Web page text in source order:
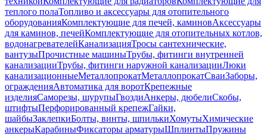
теплого полаТопливо и аксессуары для отопительного
оборудованияКомплектующие для печей, каминовАксессуары
для каминов, печейКомплектующие для отопительных котлов,
водонагревателейКанализацияТросы сантехнические,
вантузыПрочистные машиныТрубы, фитинги внутренней
канализацииТрубы, фитинги наружной канализацииЛюки
канализационныеМеталлопрокатМеталлопрокатСваиЗаборы,
огражденияАвтоматика для воротКрепежные
изделияСаморезы, шурупыГвоздиАнкеры, дюбелиСкобы,
штифтыПерфорированный крепежГайки,
шайбыЗаклепкиБолты, винты, шпилькиХомутыХимические
анкерыКарабиныФиксаторы арматурыШплинтыПружины